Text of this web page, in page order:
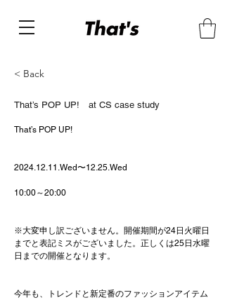
< Back
That’s POP UP! at CS case study
That’s POP UP!
2024.12.11.Wed〜12.25.Wed
10:00～20:00
※大変申し訳ございません。開催期間が24日火曜日
までと表記ミスがございました。正しくは25日水曜
日までの開催となります。
今年も、トレンドと新定番のファッションアイテム